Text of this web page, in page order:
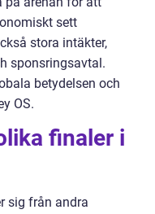
sett
stora intäkter,
sponsringsavtal.
betydelsen och
OS.
finaler i
sig från andra